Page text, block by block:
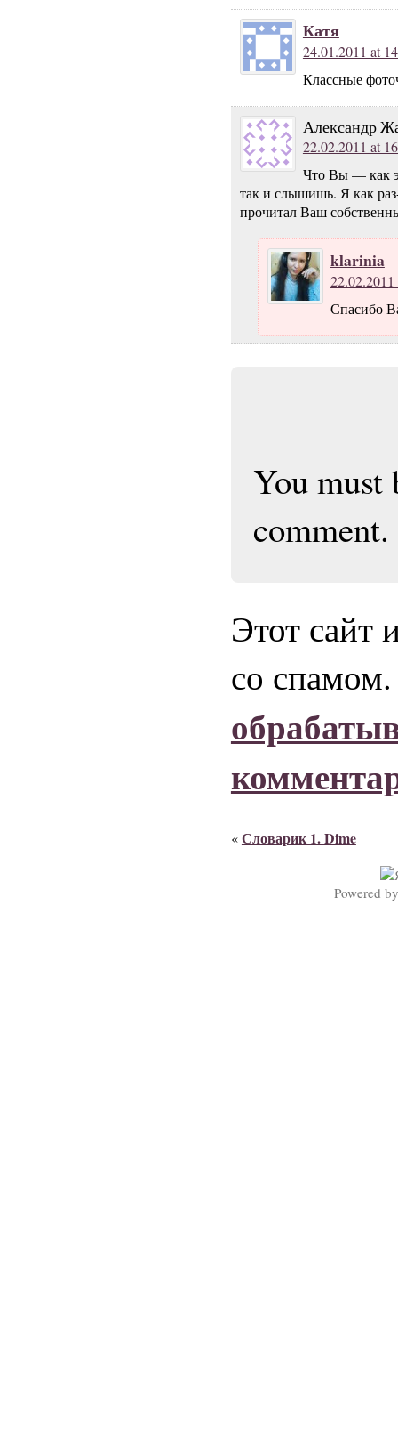
Катя
24.01.2011 at
Классные
Александр
22.02.2011 at
Что Вы — как
так и слышишь. Я как
прочитал Ваш
klarinia
22.02.2011
Спасибо
You must
comment.
Этот сайт
со
«Словарик 1. Dime
Powered